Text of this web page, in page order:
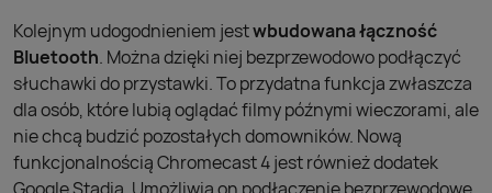
Kolejnym udogodnieniem jestwbudowana łączność
Bluetooth. Można dzięki niej bezprzewodowo podłączyć
słuchawki do przystawki. To przydatna funkcja zwłaszcza
dla osób, które lubią oglądać filmy późnymi wieczorami, ale
nie chcą budzić pozostałych domowników. Nową
funkcjonalnością Chromecast 4 jest również dodatek